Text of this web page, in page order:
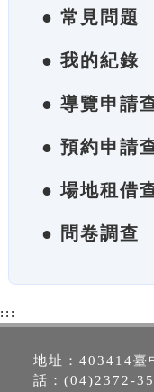
● 常見問題
● 我的紀錄
● 導覽申請
● 預約申請
● 場地租借
● 問卷調查
:::
地址：403414臺
話：(04)2372-